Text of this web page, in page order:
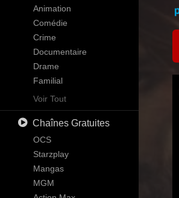
Musique
Mystère
Romance
Science-Fiction
Téléfilm
Thriller
Guerre
Western
Animation
Comédie
Crime
Documentaire
Drame
Familial
Kids
Mystère
News
Reality
Science-Fiction & Fantastique
Soap
Talk
Voir Tout
Chaînes Gratuites
OCS
Starzplay
Mangas
MGM